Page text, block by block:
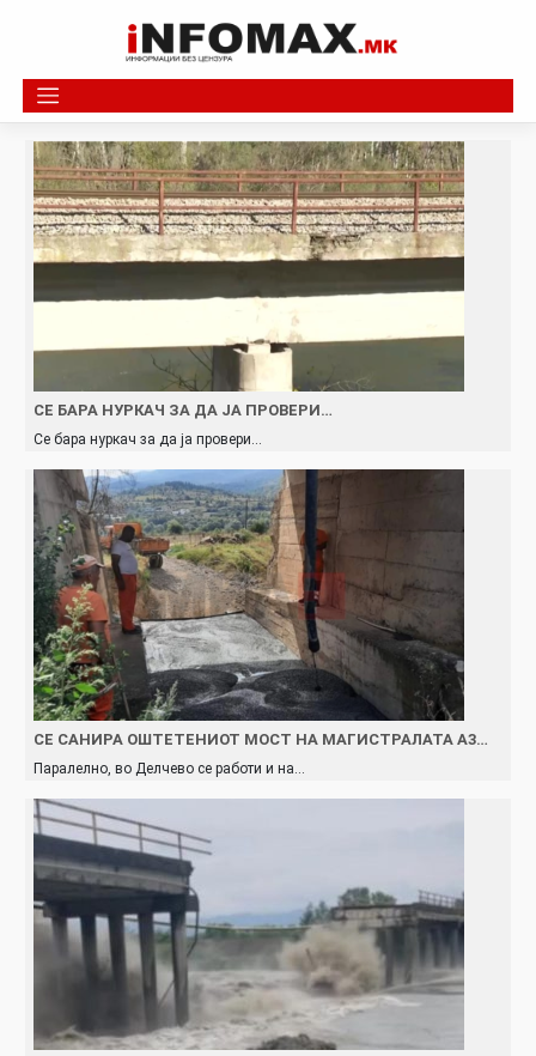
СЕ БАРА НУРКАЧ ЗА ДА ЈА ПРОВЕРИ…
Се бара нуркач за да ја провери…
СЕ САНИРА ОШТЕТЕНИОТ МОСТ НА МАГИСТРАЛАТА А3…
Паралелно, во Делчево се работи и на…